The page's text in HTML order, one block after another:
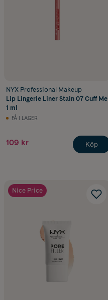
NYX Professional Makeup
Lip Lingerie Liner Stain 07 Cuff Me
1 ml
FÅ I LAGER
109 kr Köp
Nice Price